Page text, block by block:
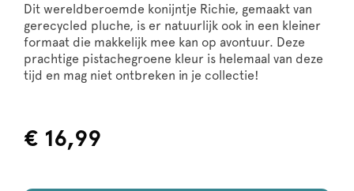
Dit wereldberoemde konijntje Richie, gemaakt van
gerecycled pluche, is er natuurlijk ook in een kleiner
formaat die makkelijk mee kan op avontuur. Deze
prachtige pistachegroene kleur is helemaal van deze
tijd en mag niet ontbreken in je collectie!
€ 16,99